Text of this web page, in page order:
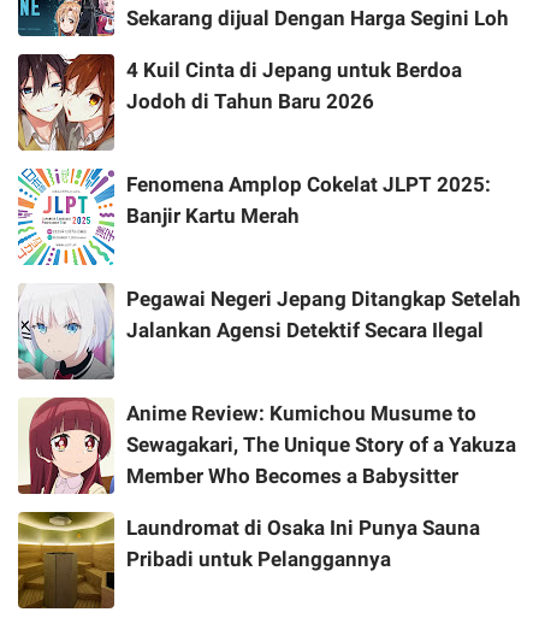
Sekarang dijual Dengan Harga Segini Loh
4 Kuil Cinta di Jepang untuk Berdoa
Jodoh di Tahun Baru 2026
Fenomena Amplop Cokelat JLPT 2025:
Banjir Kartu Merah
Pegawai Negeri Jepang Ditangkap Setelah
Jalankan Agensi Detektif Secara Ilegal
Anime Review: Kumichou Musume to
Sewagakari, The Unique Story of a Yakuza
Member Who Becomes a Babysitter
Laundromat di Osaka Ini Punya Sauna
Pribadi untuk Pelanggannya